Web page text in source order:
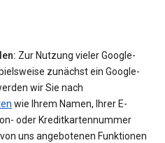
Zur Nutzung vieler Google-
zunächst ein Google-
wir Sie nach
wie Ihrem Namen, Ihrer E-
oder Kreditkartennummer
uns angebotenen Funktionen